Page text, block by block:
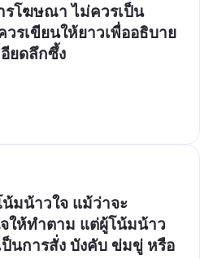
โฆษณา ไม่ควรเป็น
รเขียนให้ยาวเพื่ออธิบาย
ยดลึกซึ้ง
มน้าวใจ แม้ว่าจะ
ให้ทำตาม แต่ผู้โน้มน้าว
นการสั่ง บังคับ ข่มขู่ หรือ